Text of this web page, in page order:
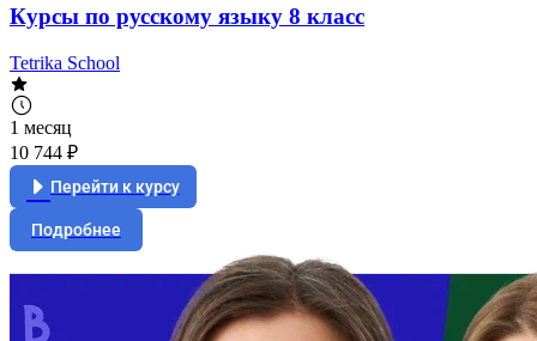
Курсы по русскому языку 8 класс
Tetrika School
1 месяц
10 744 ₽
Перейти к курсу
Подробнее